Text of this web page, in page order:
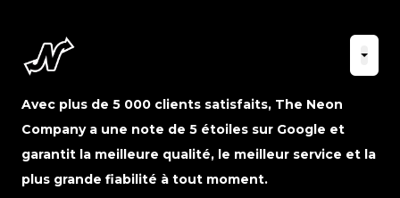
Avec plus de 5 000 clients satisfaits, The Neon
Company a une note de 5 étoiles sur Google et
garantit la meilleure qualité, le meilleur service et la
plus grande fiabilité à tout moment.